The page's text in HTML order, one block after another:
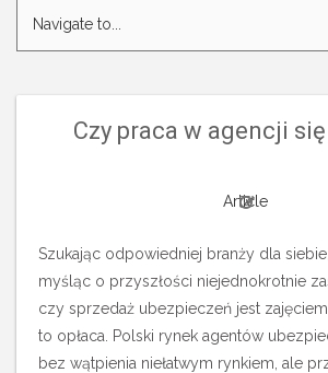
Czy praca w agencji się
Article
Szukając odpowiedniej branży dla
myśląc o przyszłości niejednokrotnie
czy sprzedaż ubezpieczeń jest
to opłaca. Polski rynek agentów
bez wątpienia niełatwym rynkiem, ale